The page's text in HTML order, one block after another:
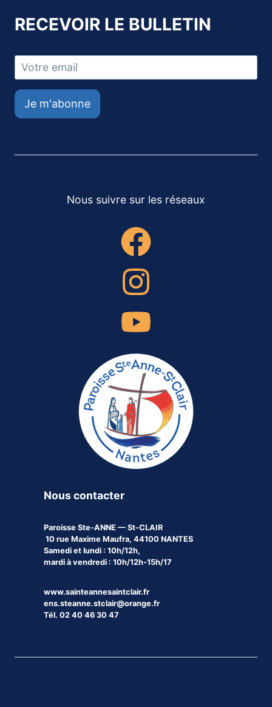
RECEVOIR LE BULLETIN
Je m'abonne
Nous suivre sur les réseaux
Nous contacter
Paroisse Ste-ANNE — St-CLAIR
10 rue Maxime Maufra, 44100 NANTES
Samedi et lundi : 10h/12h,
mardi à vendredi : 10h/12h-15h/17
www.sainteannesaintclair.fr
ens.steanne.stclair@orange.fr
Tél. 02 40 46 30 47